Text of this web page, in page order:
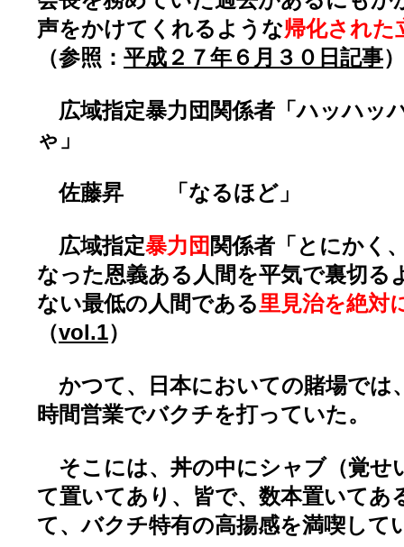
声をかけてくれるような帰化された
（参照： 平成２７年６月３０日記事）
広域指定暴力団関係者「ハッハッ
ゃ」
佐藤昇 「なるほど」
広域指定暴力団 関係者「とにかく
なった恩義ある人間を平気で裏切る
ない最低の人間である里見治を絶対
（vol.1）
かつて、日本においての賭場では
時間営業でバクチを打っていた。
そこには、丼の中にシャブ（覚せ
て置いてあり、皆で、数本置いてあ
て、バクチ特有の高揚感を満喫して